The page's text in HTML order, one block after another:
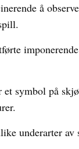
å
et symbol på
underarter av